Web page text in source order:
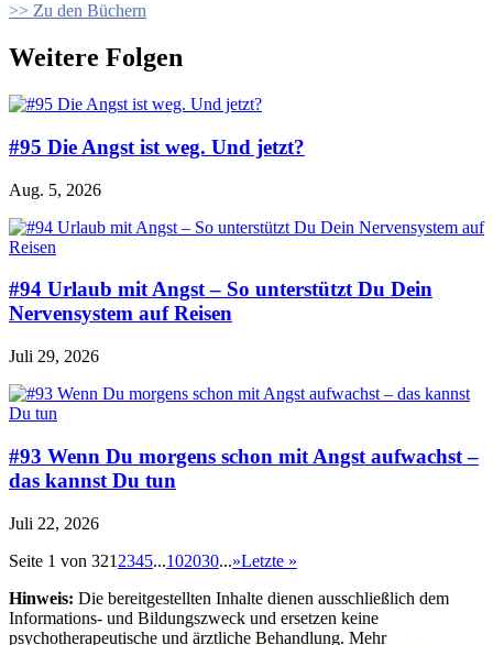
>> Zu den Büchern
Weitere Folgen
#95 Die Angst ist weg. Und jetzt?
Aug. 5, 2026
#94 Urlaub mit Angst – So unterstützt Du Dein
Nervensystem auf Reisen
Juli 29, 2026
#93 Wenn Du morgens schon mit Angst aufwachst –
das kannst Du tun
Juli 22, 2026
Seite 1 von 321 2345...102030...»Letzte »
Hinweis: Die bereitgestellten Inhalte dienen ausschließlich dem
Informations- und Bildungszweck und ersetzen keine
psychotherapeutische und ärztliche Behandlung. Mehr